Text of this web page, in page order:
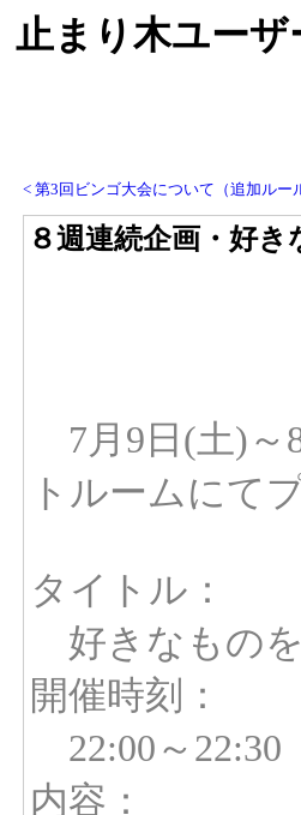
止まり木ユーザ
< 第3回ビンゴ大会について（追加ルー
８週連続企画・好
7月9日(土)～
トルームにて
タイトル：
好きなもの
開催時刻：
22:00～22:30
内容：